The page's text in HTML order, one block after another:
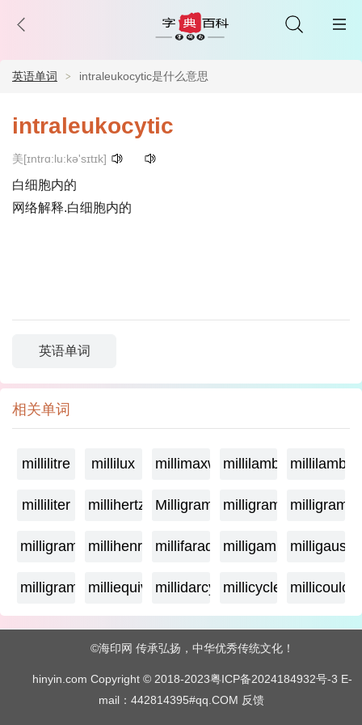
英语单词 intraleukocytic是什么意思
intraleukocytic
美[ɪntrɑ:lu:kə'sɪtɪk]
白细胞内的
网络解释.白细胞内的
英语单词
相关单词
millilitre millilux millimaxwellmillilambda
milliliter millihertz Milligramagemilligrame
milligrammemillihenry millifarad milligammamilligauss
milligram milliequivalentmillidarcy millicycle
©海印网 传承弘扬，中华优秀传统文化！
hinyin.com Copyright © 2018-2023粤ICP备2024184932号-3 E-
mail：442814395#qq.COM 反馈